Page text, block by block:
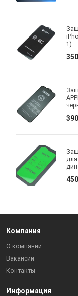
1)
для
Компания
О компании
Вакансии
Контакты
Информация